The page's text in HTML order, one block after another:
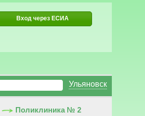
Вход через ЕСИА
Ульяновск
Поликлиника № 2